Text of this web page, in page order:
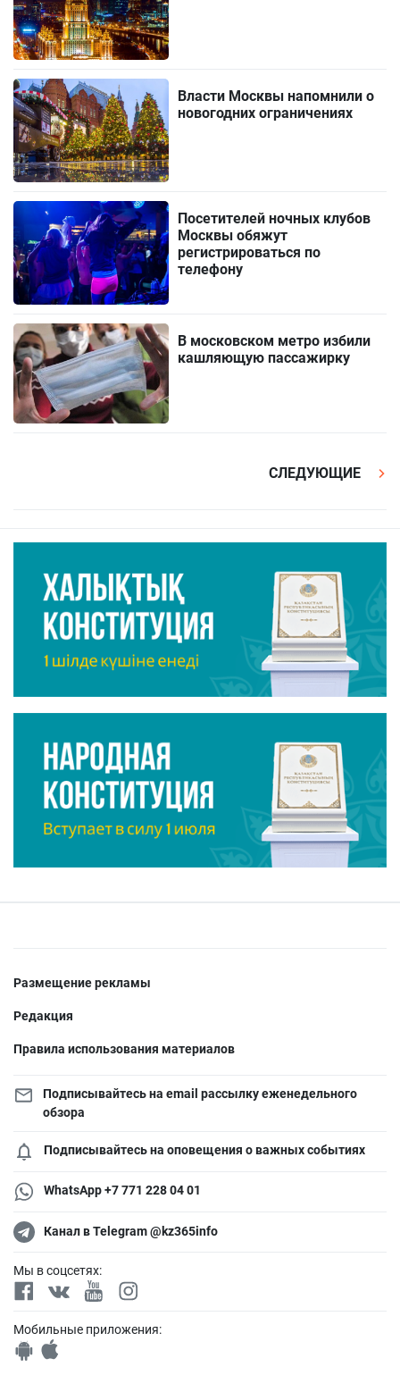
Власти Москвы напомнили о
новогодних ограничениях
Посетителей ночных клубов
Москвы обяжут
регистрироваться по
телефону
В московском метро избили
кашляющую пассажирку
СЛЕДУЮЩИЕ
Размещение рекламы
Редакция
Правила использования материалов
Подписывайтесь на email рассылку еженедельного
обзора
Подписывайтесь на оповещения о важных событиях
WhatsApp +7 771 228 04 01
Канал в Telegram @kz365info
Мы в соцсетях:
Мобильные приложения: